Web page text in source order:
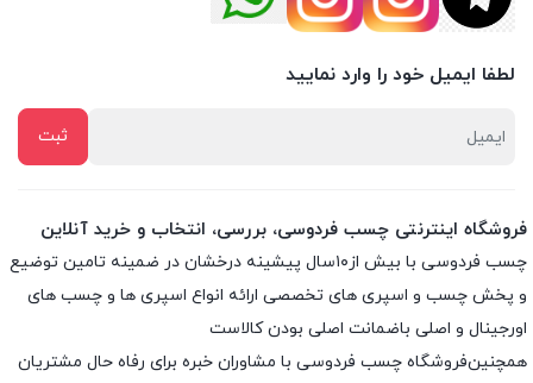
لطفا ایمیل خود را وارد نمایید
فروشگاه اینترنتی چسب فردوسی، بررسی، انتخاب و خرید آنلاین
چسب فردوسی با بیش از۱۰سال پیشینه درخشان در ضمینه تامین توضیع
و پخش چسب و اسپری های تخصصی ارائه انواع اسپری ها و چسب های
اورجینال و اصلی باضمانت اصلی بودن کالاست
همچنین‌فروشگاه چسب فردوسی با مشاوران خبره برای رفاه حال مشتریان